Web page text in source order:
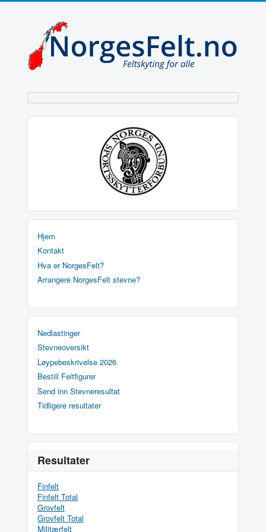
Hjem
Kontakt
Hva er NorgesFelt?
Arrangere NorgesFelt stevne?
Nedlastinger
Stevneoversikt
Løypebeskrivelse 2026
Bestill Feltfigurer
Send inn Stevneresultat
Tidligere resultater
Resultater
Finfelt
Finfelt Total
Grovfelt
Grovfelt Total
Militærfelt